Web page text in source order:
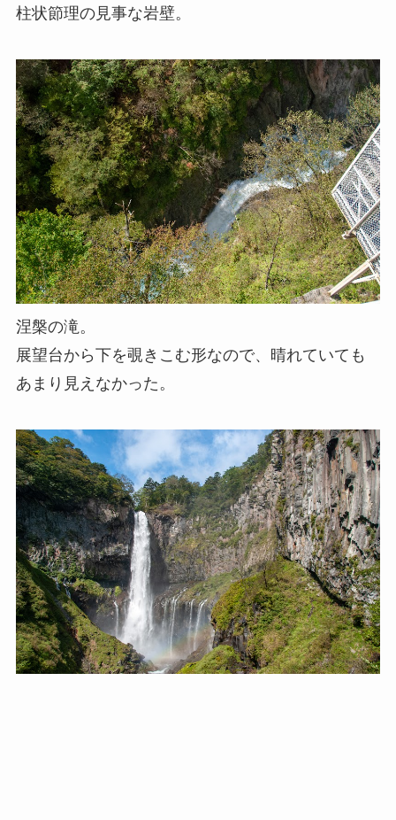
柱状節理の見事な岩壁。
涅槃の滝。
展望台から下を覗きこむ形なので、晴れていても
あまり見えなかった。